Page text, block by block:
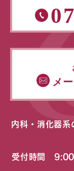
メ
内科・消化器系
受付時間